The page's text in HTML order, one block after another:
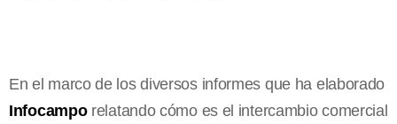
En el marco de los diversos informes que ha elaborado
Infocamporelatando cómo es el intercambio comercial